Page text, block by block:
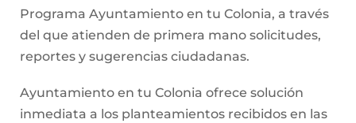
Programa Ayuntamiento en tu Colonia, a través
del que atienden de primera mano solicitudes,
reportes y sugerencias ciudadanas.
Ayuntamiento en tu Colonia ofrece solución
inmediata a los planteamientos recibidos en las